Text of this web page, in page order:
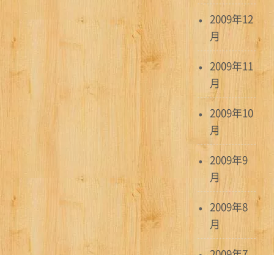
2009年12
月
2009年11
月
2009年10
月
2009年9
月
2009年8
月